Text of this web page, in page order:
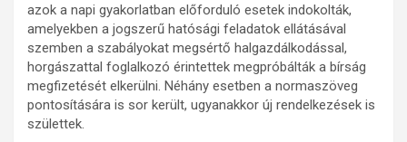
azok a napi gyakorlatban előforduló esetek indokolták,
amelyekben a jogszerű hatósági feladatok ellátásával
szemben a szabályokat megsértő halgazdálkodással,
horgászattal foglalkozó érintettek megpróbálták a bírság
megfizetését elkerülni. Néhány esetben a normaszöveg
pontosítására is sor került, ugyanakkor új rendelkezések is
születtek.